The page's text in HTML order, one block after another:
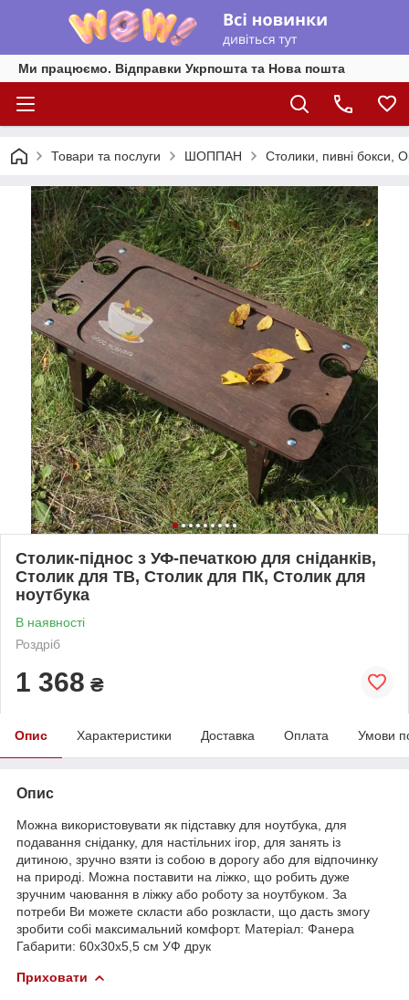
Ми працюємо. Відправки Укрпошта та Нова пошта
Товари та послуги ШОППАН Столики, пивні бокси,
Столик-піднос з УФ-печаткою для сніданків,
Столик для ТВ, Столик для ПК, Столик для
ноутбука
В наявності
Роздріб
1 368 ₴
Опис Характеристики Доставка Оплата Умови
Опис
Можна використовувати як підставку для ноутбука, для
подавання сніданку, для настільних ігор, для занять із
дитиною, зручно взяти із собою в дорогу або для відпочинку
на природі. Можна поставити на ліжко, що робить дуже
зручним чаювання в ліжку або роботу за ноутбуком. За
потреби Ви можете скласти або розкласти, що дасть змогу
зробити собі максимальний комфорт. Матеріал: Фанера
Габарити: 60х30x5,5 см УФ друк
Приховати